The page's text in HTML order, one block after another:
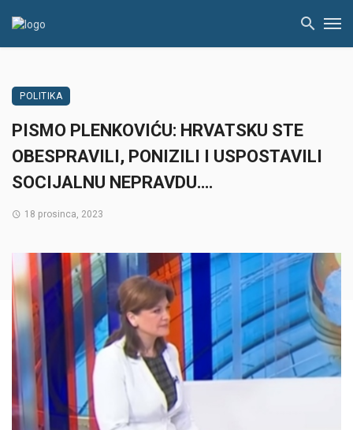
POLITIKA
PISMO PLENKOVIĆU: HRVATSKU STE
OBESPRAVILI, PONIZILI I USPOSTAVILI
SOCIJALNU NEPRAVDU….
18 prosinca, 2023